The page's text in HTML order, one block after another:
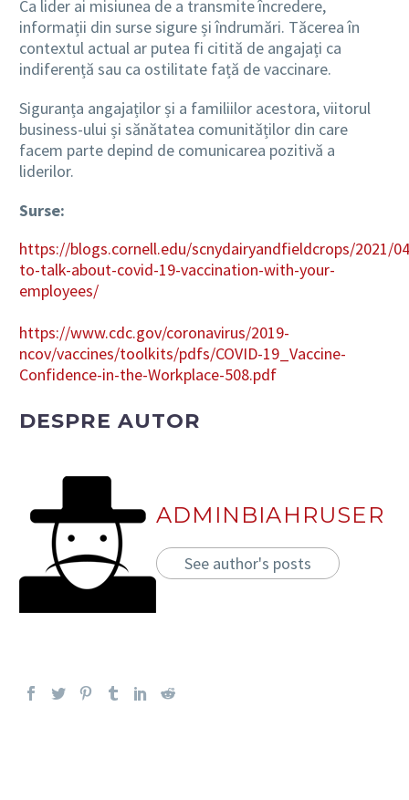
Ca lider ai misiunea de a transmite încredere,
informații din surse sigure și îndrumări. Tăcerea în
contextul actual ar putea fi citită de angajați ca
indiferență sau ca ostilitate față de vaccinare.
Siguranța angajaților și a familiilor acestora, viitorul
business-ului și sănătatea comunităților din care
facem parte depind de comunicarea pozitivă a
liderilor.
Surse:
https://blogs.cornell.edu/scnydairyandfieldcrops/2021/
to-talk-about-covid-19-vaccination-with-your-
employees/
https://www.cdc.gov/coronavirus/2019-
ncov/vaccines/toolkits/pdfs/COVID-19_Vaccine-
Confidence-in-the-Workplace-508.pdf
DESPRE AUTOR
ADMINBIAHRUSER
See author's posts